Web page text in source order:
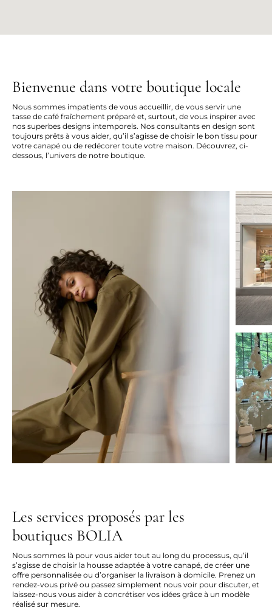
Bienvenue dans votre boutique locale
Nous sommes impatients de vous accueillir, de vous servir une
tasse de café fraîchement préparé et, surtout, de vous inspirer avec
nos superbes designs intemporels. Nos consultants en design sont
toujours prêts à vous aider, qu’il s’agisse de choisir le bon tissu pour
votre canapé ou de redécorer toute votre maison. Découvrez, ci-
dessous, l’univers de notre boutique.
Les services proposés par les
boutiques BOLIA
Nous sommes là pour vous aider tout au long du processus, qu’il
s’agisse de choisir la housse adaptée à votre canapé, de créer une
offre personnalisée ou d’organiser la livraison à domicile. Prenez un
rendez-vous privé ou passez simplement nous voir pour discuter, et
laissez-nous vous aider à concrétiser vos idées grâce à un modèle
réalisé sur mesure.